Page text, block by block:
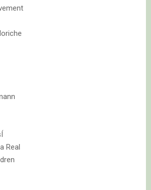
Real